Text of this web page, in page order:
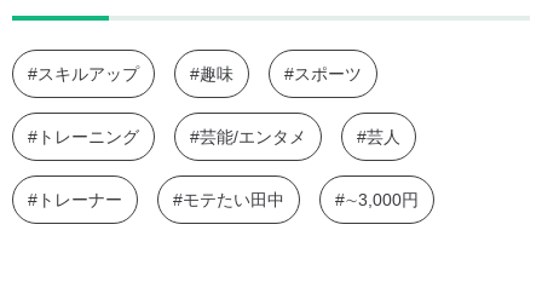
#スキルアップ #趣味 #スポーツ
#トレーニング #芸能/エンタメ #芸人
#トレーナー #モテたい田中 #∼3,000円